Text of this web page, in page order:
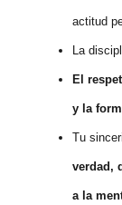
actitud
La
El
y la
Tu
verdad,
a la